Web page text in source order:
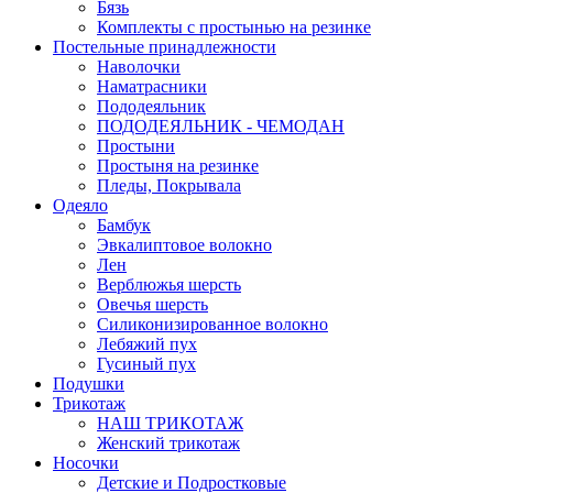
Бязь
Комплекты с простынью на резинке
Постельные принадлежности
Наволочки
Наматрасники
Пододеяльник
ПОДОДЕЯЛЬНИК - ЧЕМОДАН
Простыни
Простыня на резинке
Пледы, Покрывала
Одеяло
Бамбук
Эвкалиптовое волокно
Лен
Верблюжья шерсть
Овечья шерсть
Силиконизированное волокно
Лебяжий пух
Гусиный пух
Подушки
Трикотаж
НАШ ТРИКОТАЖ
Женский трикотаж
Носочки
Детские и Подростковые